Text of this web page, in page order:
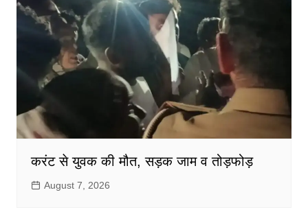
करंट से युवक की मौत, सड़क जाम व तोड़फोड़
August 7, 2026